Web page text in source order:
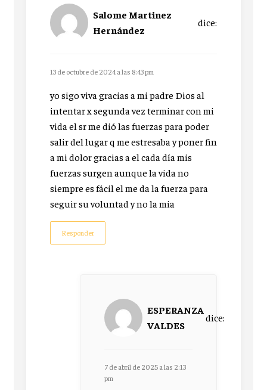
Salome Martinez
Hernández
dice:
13 de octubre de 2024 a las 8:43 pm
yo sigo viva gracias a mi padre Dios al
intentar x segunda vez terminar con mi
vida el sr me dió las fuerzas para poder
salir del lugar q me estresaba y poner fin
a mi dolor gracias a el cada día mis
fuerzas surgen aunque la vida no
siempre es fácil el me da la fuerza para
seguir su voluntad y no la mia
Responder
ESPERANZA
VALDES
dice:
7 de abril de 2025 a las 2:13
pm